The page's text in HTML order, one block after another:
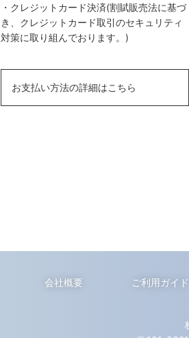
・クレジットカード決済(割賦販売法に基づ
き、クレジットカード取引のセキュリティ
対策に取り組んでおります。)
お支払い方法の詳細はこちら
会社概要 ご利用ガイド